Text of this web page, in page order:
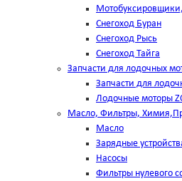
Снегоход Буран
Снегоход Рысь
Снегоход Тайга
Запчасти для лодочных
Запчасти для
Лодочные моторы
Масло, Фильтры,
Масло
Зарядные
Насосы
Фильтры нулевого